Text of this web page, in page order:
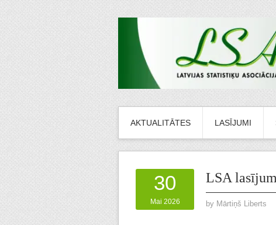
AKTUALITĀTES LASĪJUMI
30
Mai 2026
LSA
by Mārtiņš Liberts